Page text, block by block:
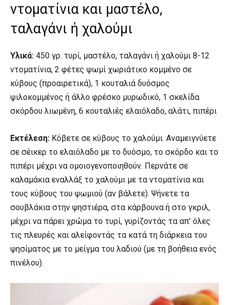
ντοματίνια και μαστέλο,
ταλαγάνι ή χαλούμι
Υλικά: 450 γρ. τυρί, μαστέλο, ταλαγάνι ή χαλούμι 8-12
ντοματίνια, 2 φέτες ψωμί χωριάτικο κομμένο σε
κύβους (προαιρετικά), 1 κουταλιά δυόσμος
ψιλοκομμένος ή άλλο φρέσκο μυρωδικό, 1 σκελίδα
σκόρδου λιωμένη, 6 κουταλιές ελαιόλαδο, αλάτι, πιπέρι
Εκτέλεση: Κόβετε σε κύβους το χαλούμι. Αναμειγνύετε
σε σέικερ το ελαιόλαδο με το δυόσμο, το σκόρδο και το
πιπέρι μέχρι να ομοιογενοποιηθούν. Περνάτε σε
καλαμάκια εναλλάξ το χαλούμι με τα ντοματίνια και
τους κύβους του ψωμιού (αν βάλετε). Ψήνετε τα
σουβλάκια στην ψηστιέρα, στα κάρβουνα ή στο γκριλ,
μέχρι να πάρει χρώμα το τυρί, γυρίζοντάς τα απ’ όλες
τις πλευρές και αλείφοντάς τα κατά τη διάρκεια του
ψησίματος με το μείγμα του λαδιού (με τη βοήθεια ενός
πινέλου).